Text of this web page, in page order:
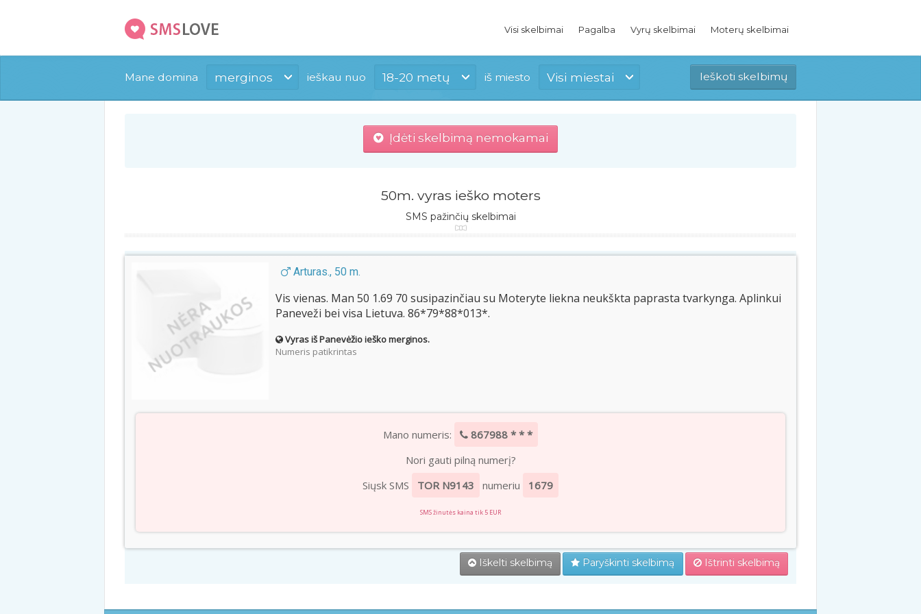
Visi skelbimai Pagalba Vyrų skelbimai Moterų skelbimai
Mane domina merginos ieškau nuo 18-20 metų iš miesto Visi miestai
Įdėti skelbimą nemokamai
50m. vyras ieško moters
SMS pažinčių skelbimai
Arturas., 50 m.
Vis vienas. Man 50 1.69 70 susipazinčiau su Moteryte liekna neukškta paprasta tvarkynga. Aplinkui
Paneveži bei visa Lietuva. 86*79*88*013*.
Vyras iš Panevėžio ieško merginos.
Numeris patikrintas
Mano numeris:
867988 * * *
Nori gauti pilną numerį?
Siųsk SMS
TOR N9143 numeriu 1679
SMS žinutės kaina tik 5 EUR
Iškelti skelbimą Paryškinti skelbimą Ištrinti skelbimą